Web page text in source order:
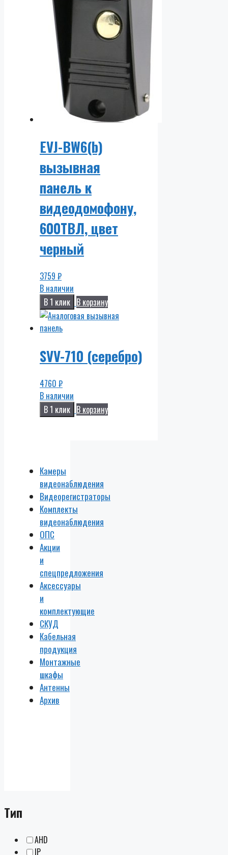
EVJ-BW6(b)
вызывная
панель к
видеодомофону,
600ТВЛ, цвет
черный
3759 ₽
В наличии
В 1 клик В корзину
SVV-710 (серебро)
4760 ₽
В наличии
В 1 клик В корзину
Камеры
видеонаблюдения
Видеорегистраторы
Комплекты
видеонаблюдения
ОПС
Акции
и
спецпредложения
Аксессуары
и
комплектующие
СКУД
Кабельная
продукция
Монтажные
шкафы
Антенны
Архив
Тип
AHD
IP